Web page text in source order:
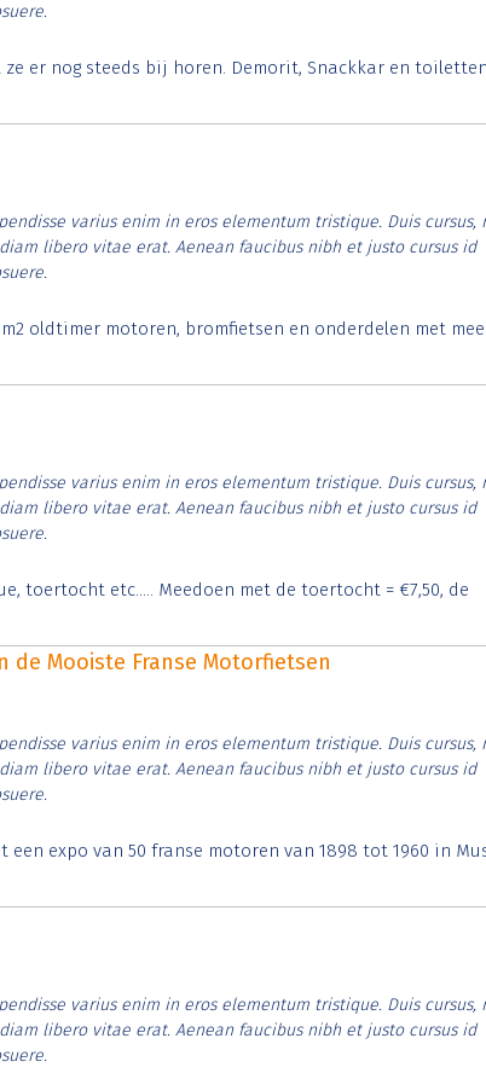
er nog steeds bij horen. Demorit, Snackkar en
varius enim in eros elementum tristique. Duis cursus,
libero vitae erat. Aenean faucibus nibh et justo cursus id
oldtimer motoren, bromfietsen en onderdelen met
varius enim in eros elementum tristique. Duis cursus,
libero vitae erat. Aenean faucibus nibh et justo cursus id
toertocht etc..... Meedoen met de toertocht = €7,50, de
de Mooiste Franse Motorfietsen
varius enim in eros elementum tristique. Duis cursus,
libero vitae erat. Aenean faucibus nibh et justo cursus id
expo van 50 franse motoren van 1898 tot 1960 in
varius enim in eros elementum tristique. Duis cursus,
libero vitae erat. Aenean faucibus nibh et justo cursus id